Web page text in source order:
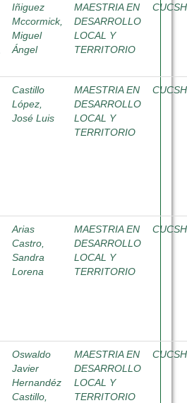
Iñiguez
Mccormick,
Miguel
Ángel
MAESTRIA EN
DESARROLLO
LOCAL Y
TERRITORIO
CUCSH
Castillo
López,
José Luis
MAESTRIA EN
DESARROLLO
LOCAL Y
TERRITORIO
CUCSH
Arias
Castro,
Sandra
Lorena
MAESTRIA EN
DESARROLLO
LOCAL Y
TERRITORIO
CUCSH
Oswaldo
Javier
Hernandéz
Castillo,
MAESTRIA EN
DESARROLLO
LOCAL Y
TERRITORIO
CUCSH